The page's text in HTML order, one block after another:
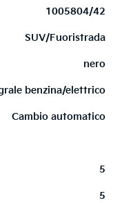
1005804/42
SUV/Fuoristrada
nero
benzina/elettrico
Cambio automatico
5
5